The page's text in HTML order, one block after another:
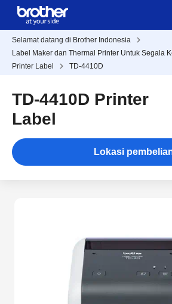
Selamat datang di Brother Indonesia
Label Maker dan Thermal Printer Untuk Segala
Printer Label
TD-4410D
TD-4410D Printer
Label
Lokasi